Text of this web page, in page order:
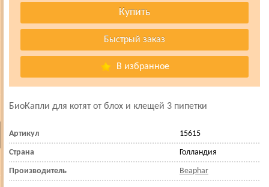
В избранное
БиоКапли для котят от блох и клещей 3 пипетки
Артикул 15615
Страна Голландия
Производитель Beaphar